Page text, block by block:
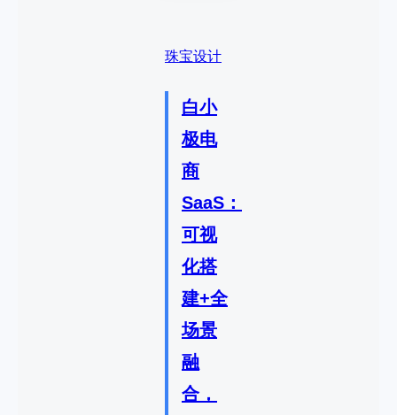
珠宝设计
白小
极电
商
SaaS：
可视
化搭
建+全
场景
融
合，